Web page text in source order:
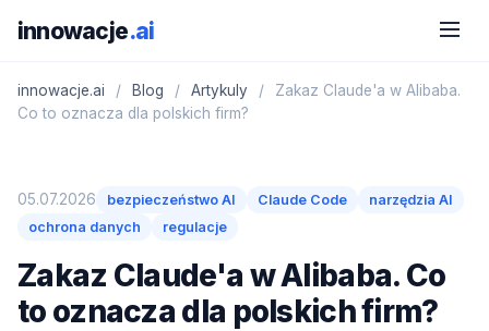
innowacje.ai
innowacje.ai / Blog / Artykuly /
Zakaz Claude'a w Alibaba.
Co to oznacza dla polskich firm?
05.07.2026 bezpieczeństwo AI Claude Code
narzędzia AI
ochrona danych
regulacje
Zakaz Claude'a w Alibaba. Co
to oznacza dla polskich firm?